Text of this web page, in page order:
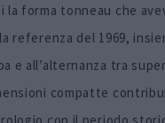
la forma tonneau che
referenza del 1969,
e all’alternanza tra
compatte
con il periodo